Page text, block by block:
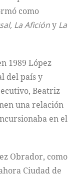
como
La Aficióny La
1989 López
del país y
Beatriz
una relación
en el
Obrador, como
Ciudad de